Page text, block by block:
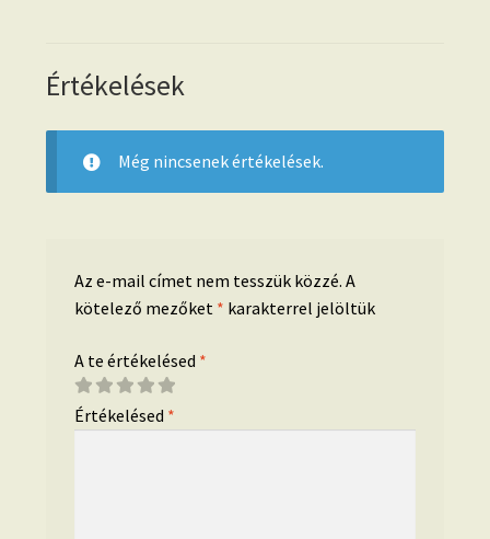
Értékelések
Még nincsenek értékelések.
Az e-mail címet nem tesszük közzé. A
kötelező mezőket * karakterrel jelöltük
A te értékelésed *
Értékelésed *